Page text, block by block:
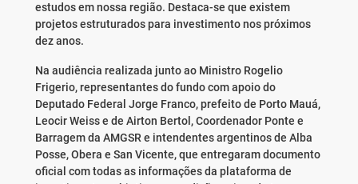
estudos em nossa região. Destaca-se que existem
projetos estruturados para investimento nos próximos
dez anos.
Na audiência realizada junto ao Ministro Rogelio
Frigerio, representantes do fundo com apoio do
Deputado Federal Jorge Franco, prefeito de Porto Mauá,
Leocir Weiss e de Airton Bertol, Coordenador Ponte e
Barragem da AMGSR e intendentes argentinos de Alba
Posse, Obera e San Vicente, que entregaram documento
oficial com todas as informações da plataforma de